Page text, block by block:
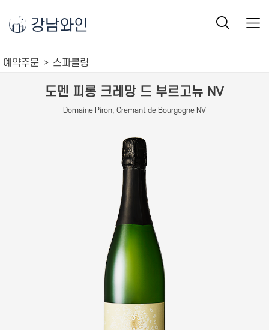
강남와인
예약주문 스파클링
도멘 피롱 크레망 드 부르고뉴 NV
Domaine Piron, Cremant de Bourgogne NV